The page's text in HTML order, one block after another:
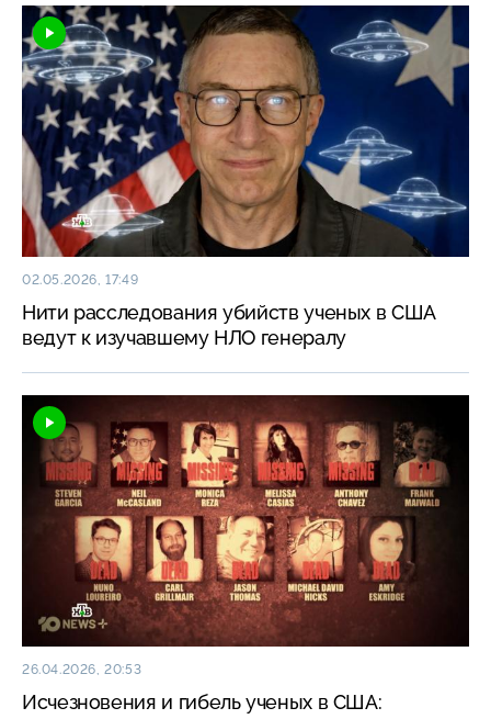
02.05.2026, 17:49
Нити расследования убийств ученых в США
ведут к изучавшему НЛО генералу
26.04.2026, 20:53
Исчезновения и гибель ученых в США: